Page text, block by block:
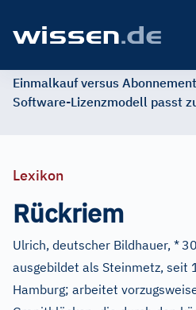
Einmalkauf versus
Software-Lizenzmodell passt
Lexikon
Rückriem
Ulrich, deutscher Bildhauer, *
ausgebildet als Steinmetz, seit
Hamburg; arbeitet